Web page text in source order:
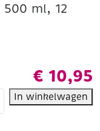
ml, 12
€ 10,95
In winkelwagen